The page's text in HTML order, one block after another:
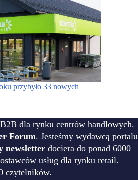
przybyło 33 nowych
dla rynku centrów handlowych.
Forum. Jesteśmy wydawcą portalu
newsletter dociera do ponad 6000
usług dla rynku retail.
czytelników.